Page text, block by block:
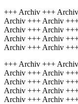
+++ Archiv +++
Archiv +++ Archiv
Archiv +++ Archiv
Archiv +++ Archiv
Archiv +++ Archiv
+++ Archiv +++
Archiv +++ Archiv
Archiv +++ Archiv
Archiv +++ Archiv
Archiv +++ Archiv